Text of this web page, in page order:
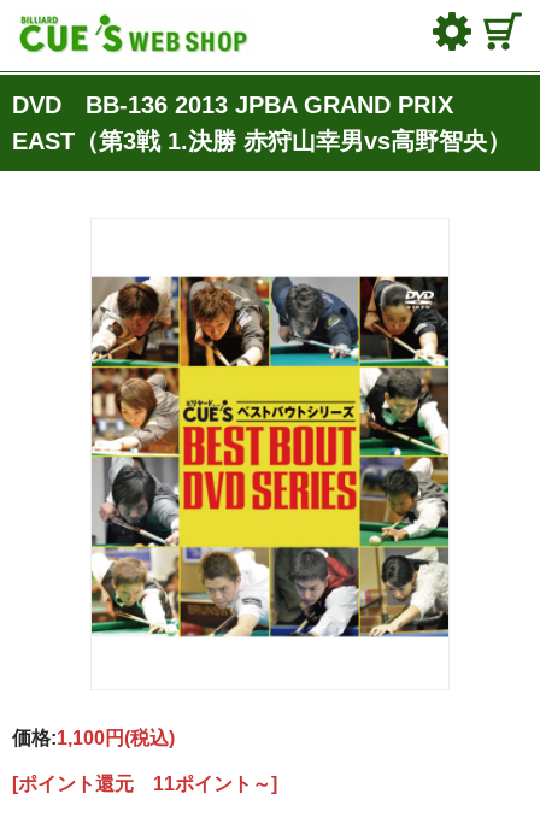
DVD BB-136 2013 JPBA GRAND PRIX
EAST（第3戦 1.決勝 赤狩山幸男vs高野智央）
価格:1,100円(税込)
[ポイント還元 11ポイント～]